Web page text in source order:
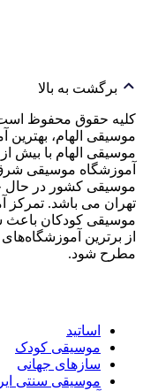
برگشت به بالا
موسیقی الهام،
موسیقی الهام با بیش
آموزشگاه موسیقی
موسیقی کشور در حال
تهران می باشد. تمرکز
موسیقی کودکان باعث
از برترین
مطرح شود.
اساتید
موسیقی کودک
سازهای جهانی
موسیقی سنتی